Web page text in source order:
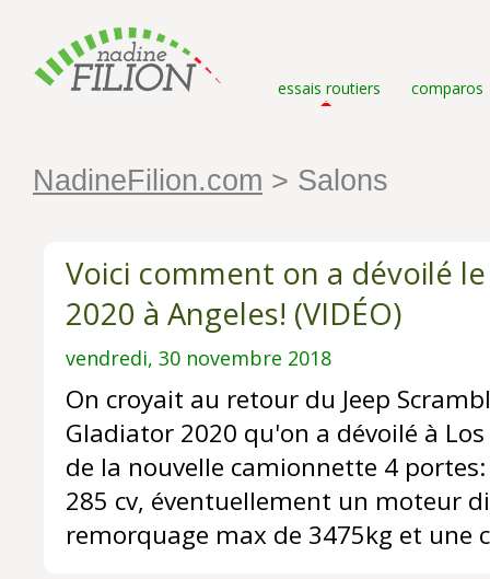
essais routiers comparos
NadineFilion.com > Salons
Voici comment on a dévoilé
2020 à Angeles! (VIDÉO)
vendredi, 30 novembre 2018
On croyait au retour du Jeep
Gladiator 2020 qu'on a dévoilé à
de la nouvelle camionnette 4
285 cv, éventuellement un moteur
remorquage max de 3475kg et une